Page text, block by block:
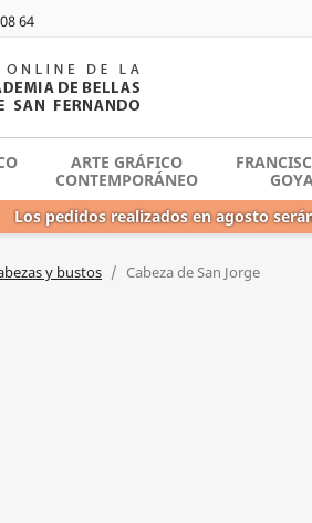
64
ARTE GRÁFICO
CONTEMPORÁNEO
GOYA
Los pedidos realizados en agosto
y bustos Cabeza de San Jorge